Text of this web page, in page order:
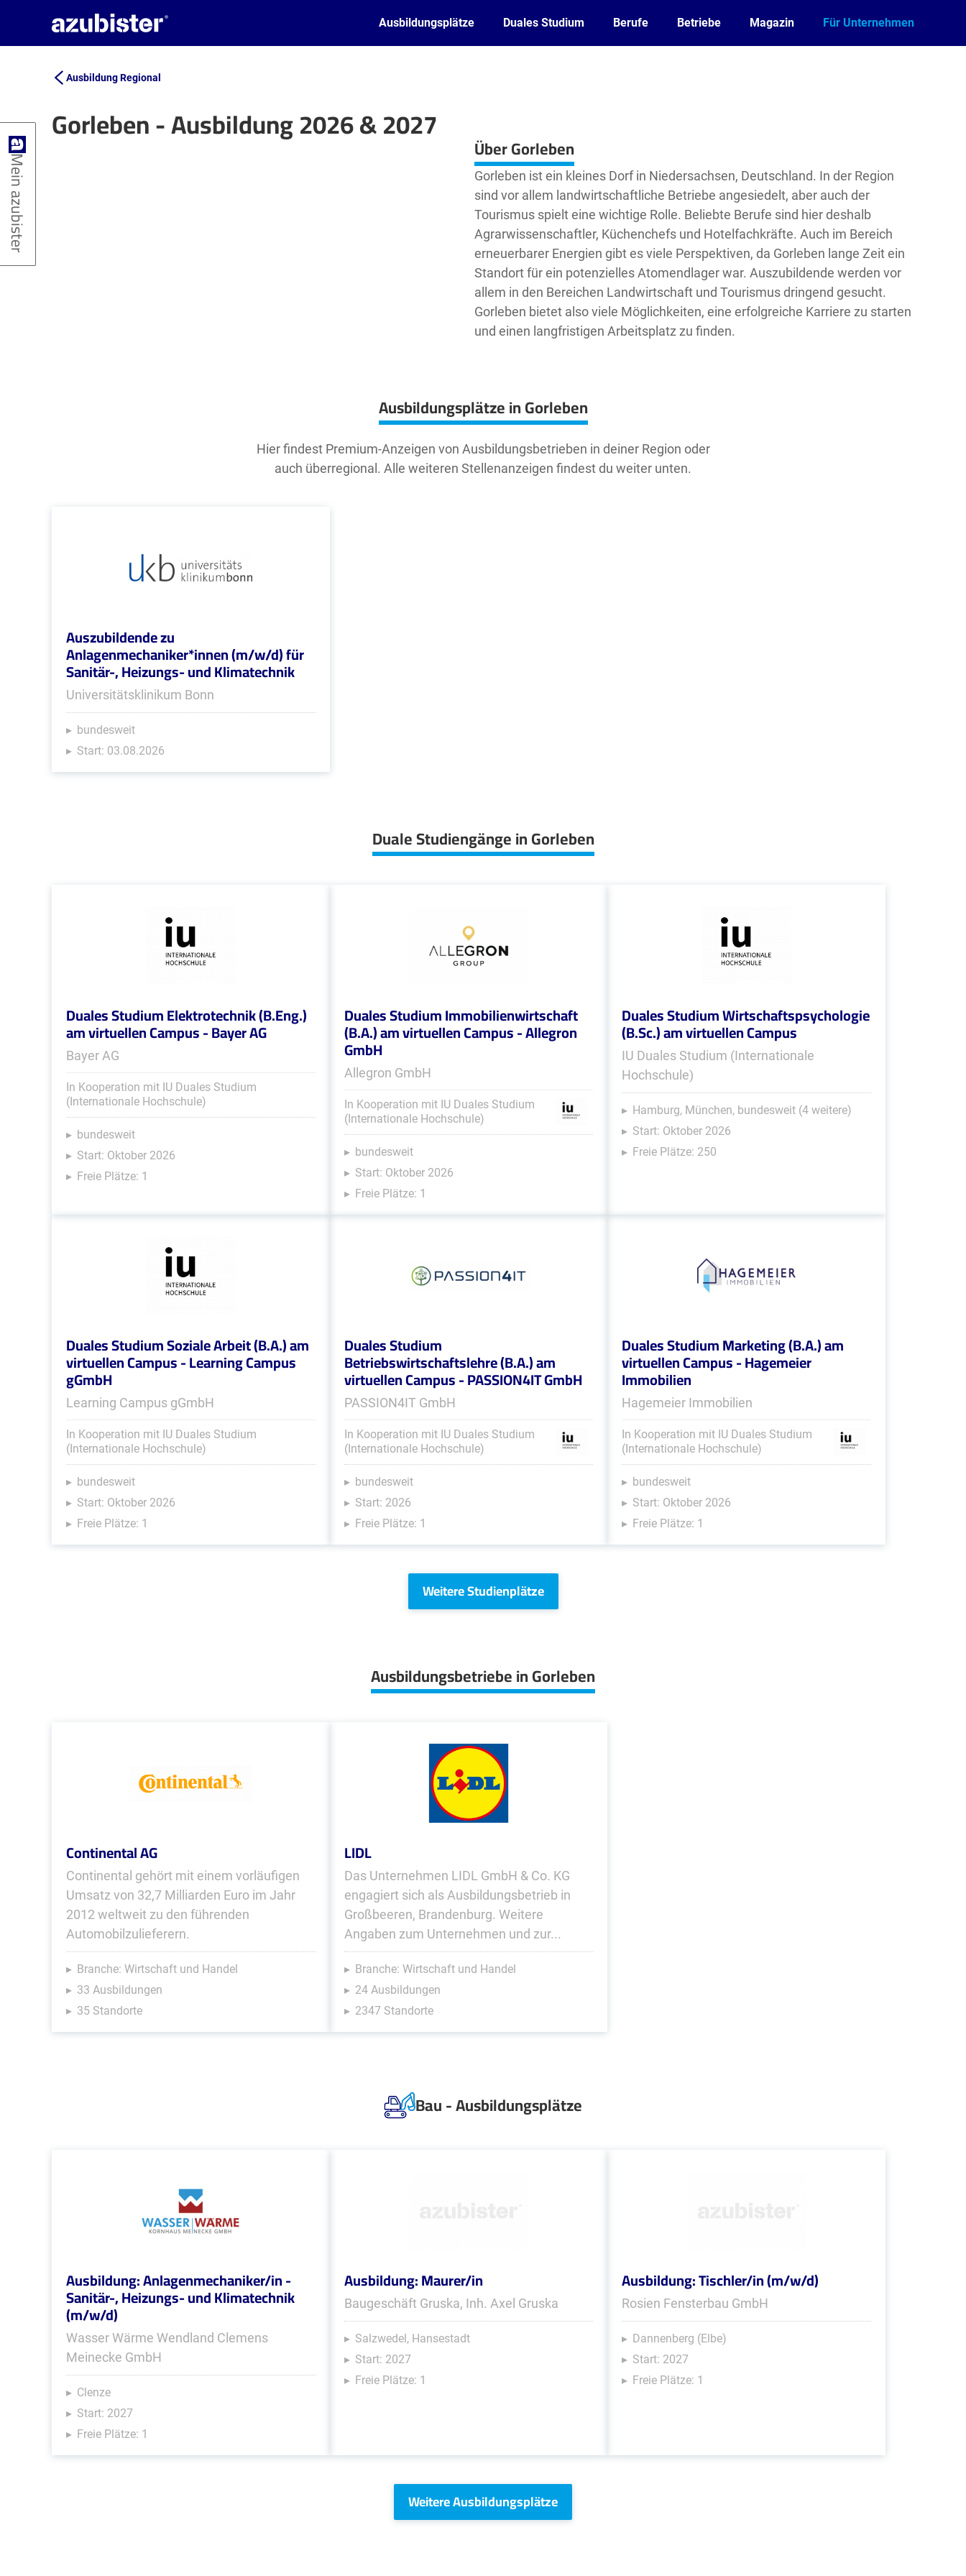
Ausbildungsplätze Duales Studium Berufe Betriebe Magazin Für Unternehmen
Ausbildung Regional
Gorleben - Ausbildung 2026 & 2027
Leaflet| ©OpenStreetMap2 contributors Über Gorleben
Gorleben ist ein kleines Dorf in Niedersachsen, Deutschland. In der Region
sind vor allem landwirtschaftliche Betriebe angesiedelt, aber auch der
Tourismus spielt eine wichtige Rolle. Beliebte Berufe sind hier deshalb
Agrarwissenschaftler, Küchenchefs und Hotelfachkräfte. Auch im Bereich
erneuerbarer Energien gibt es viele Perspektiven, da Gorleben lange Zeit ein
Standort für ein potenzielles Atomendlager war. Auszubildende werden vor
allem in den Bereichen Landwirtschaft und Tourismus dringend gesucht.
Gorleben bietet also viele Möglichkeiten, eine erfolgreiche Karriere zu starten
und einen langfristigen Arbeitsplatz zu finden.
Ausbildungsplätze in Gorleben
Hier findest Premium-Anzeigen von Ausbildungsbetrieben in deiner Region oder
auch überregional. Alle weiteren Stellenanzeigen findest du weiter unten.
Auszubildende zu
Anlagenmechaniker*innen (m/w/d) für
Sanitär-, Heizungs- und Klimatechnik
Universitätsklinikum Bonn
bundesweit
Start: 03.08.2026
Duale Studiengänge in Gorleben
Duales Studium Elektrotechnik (B.Eng.)
am virtuellen Campus - Bayer AG
Bayer AG
In Kooperation mit IU Duales Studium
(Internationale Hochschule)
bundesweit
Start: Oktober 2026
Freie Plätze: 1
Duales Studium Immobilienwirtschaft
(B.A.) am virtuellen Campus - Allegron
GmbH
Allegron GmbH
In Kooperation mit IU Duales Studium
(Internationale Hochschule)
bundesweit
Start: Oktober 2026
Freie Plätze: 1
Duales Studium Wirtschaftspsychologie
(B.Sc.) am virtuellen Campus
IU Duales Studium (Internationale
Hochschule)
Hamburg, München, bundesweit (4 weitere)
Start: Oktober 2026
Freie Plätze: 250
Duales Studium Soziale Arbeit (B.A.) am
virtuellen Campus - Learning Campus
gGmbH
Learning Campus gGmbH
In Kooperation mit IU Duales Studium
(Internationale Hochschule)
bundesweit
Start: Oktober 2026
Freie Plätze: 1
Duales Studium
Betriebswirtschaftslehre (B.A.) am
virtuellen Campus - PASSION4IT GmbH
PASSION4IT GmbH
In Kooperation mit IU Duales Studium
(Internationale Hochschule)
bundesweit
Start: 2026
Freie Plätze: 1
Duales Studium Marketing (B.A.) am
virtuellen Campus - Hagemeier
Immobilien
Hagemeier Immobilien
In Kooperation mit IU Duales Studium
(Internationale Hochschule)
bundesweit
Start: Oktober 2026
Freie Plätze: 1
Weitere Studienplätze
Ausbildungsbetriebe in Gorleben
Continental AG
Continental gehört mit einem vorläufigen
Umsatz von 32,7 Milliarden Euro im Jahr
2012 weltweit zu den führenden
Automobilzulieferern.
Branche: Wirtschaft und Handel
33 Ausbildungen
35 Standorte
LIDL
Das Unternehmen LIDL GmbH & Co. KG
engagiert sich als Ausbildungsbetrieb in
Großbeeren, Brandenburg. Weitere
Angaben zum Unternehmen und zur...
Branche: Wirtschaft und Handel
24 Ausbildungen
2347 Standorte
Bau - Ausbildungsplätze
Ausbildung: Anlagenmechaniker/in -
Sanitär-, Heizungs- und Klimatechnik
(m/w/d)
Wasser Wärme Wendland Clemens
Meinecke GmbH
Clenze
Start: 2027
Freie Plätze: 1
Ausbildung: Maurer/in
Baugeschäft Gruska, Inh. Axel Gruska
Salzwedel, Hansestadt
Start: 2027
Freie Plätze: 1
Ausbildung: Tischler/in (m/w/d)
Rosien Fensterbau GmbH
Dannenberg (Elbe)
Start: 2027
Freie Plätze: 1
Weitere Ausbildungsplätze
Mein azubister